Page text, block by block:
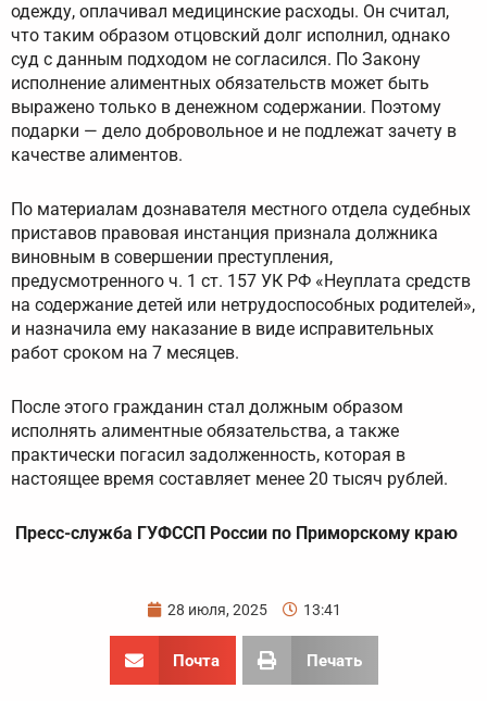
одежду, оплачивал медицинские расходы. Он считал,
что таким образом отцовский долг исполнил, однако
суд с данным подходом не согласился. По Закону
исполнение алиментных обязательств может быть
выражено только в денежном содержании. Поэтому
подарки — дело добровольное и не подлежат зачету в
качестве алиментов.
По материалам дознавателя местного отдела судебных
приставов правовая инстанция признала должника
виновным в совершении преступления,
предусмотренного ч. 1 ст. 157 УК РФ «Неуплата средств
на содержание детей или нетрудоспособных родителей»,
и назначила ему наказание в виде исправительных
работ сроком на 7 месяцев.
После этого гражданин стал должным образом
исполнять алиментные обязательства, а также
практически погасил задолженность, которая в
настоящее время составляет менее 20 тысяч рублей.
Пресс-служба ГУФССП России по Приморскому краю
28 июля, 2025 13:41
Почта Печать